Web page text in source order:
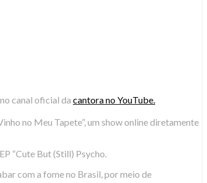
canal oficial da cantora no YouTube.
no Meu Tapete”, um show online diretamente
“Cute But (Still) Psycho.
com a fome no Brasil, por meio de